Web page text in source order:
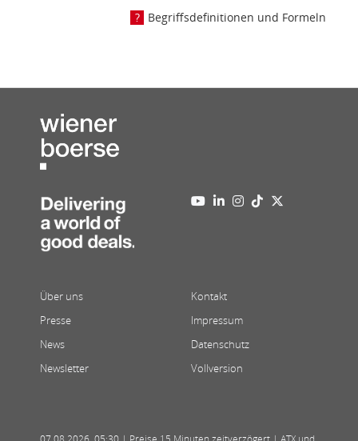
Begriffsdefinitionen und Formeln
Über uns
Presse
News
Newsletter
Kontakt
Impressum
Datenschutz
Vollversion